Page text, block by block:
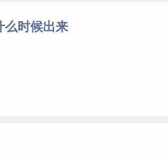
么时候出来